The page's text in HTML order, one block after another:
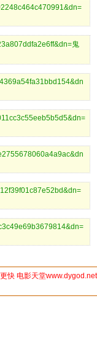
鬼
快 电影天堂www.dygod.net